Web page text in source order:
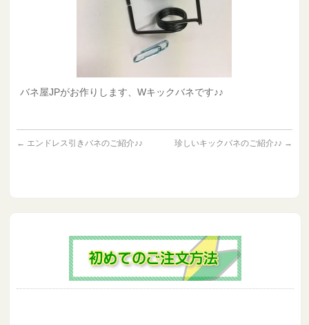
バネ屋JPがお作りします、Wキックバネです♪♪
← エンドレス引きバネのご紹介♪♪ 珍しいキックバネのご紹介♪♪ →